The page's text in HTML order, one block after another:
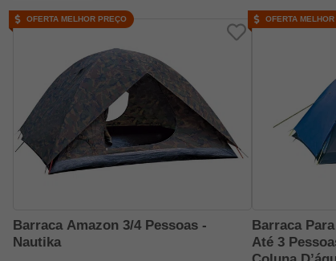
Barraca Amazon 3/4 Pessoas -
Nautika
OFERTA MELHOR PREÇO
Barraca
Até 3
OFERTA